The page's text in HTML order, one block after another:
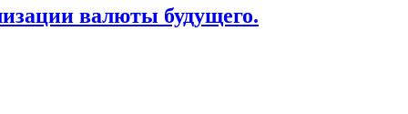
валюты будущего.